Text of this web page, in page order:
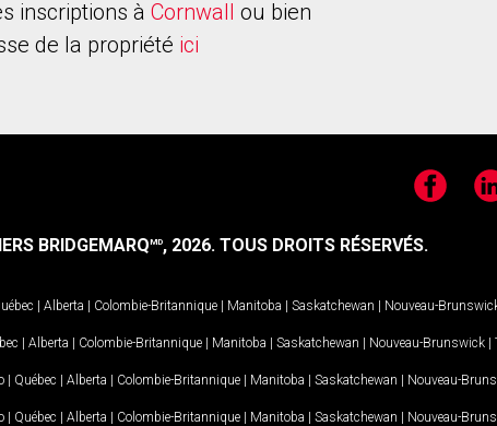
inscriptions à Cornwall ou bien
de la propriété ici
Facebook
BRIDGEMARQMD, 2026. TOUS DROITS RÉSERVÉS.
| Alberta | Colombie-Britannique | Manitoba | Saskatchewan | Nouveau-
| Alberta | Colombie-Britannique | Manitoba | Saskatchewan | Nouveau-Brunswick |
| Québec | Alberta | Colombie-Britannique | Manitoba | Saskatchewan | Nouveau-
| Québec | Alberta | Colombie-Britannique | Manitoba | Saskatchewan | Nouveau-